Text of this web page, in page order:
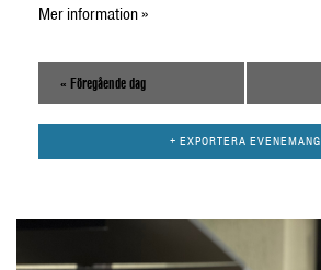
Mer information »
« Föregående dag
+ EXPORTERA EVENEMANG